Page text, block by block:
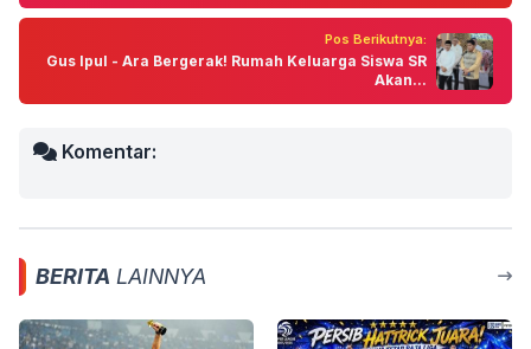
Pos Berikutnya:
Gus Ipul - Ara Bergerak! Rumah Keluarga Siswa SR
Akan...
Komentar:
BERITA LAINNYA